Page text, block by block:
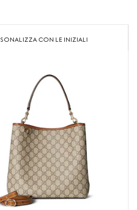
CON LE INIZIALI